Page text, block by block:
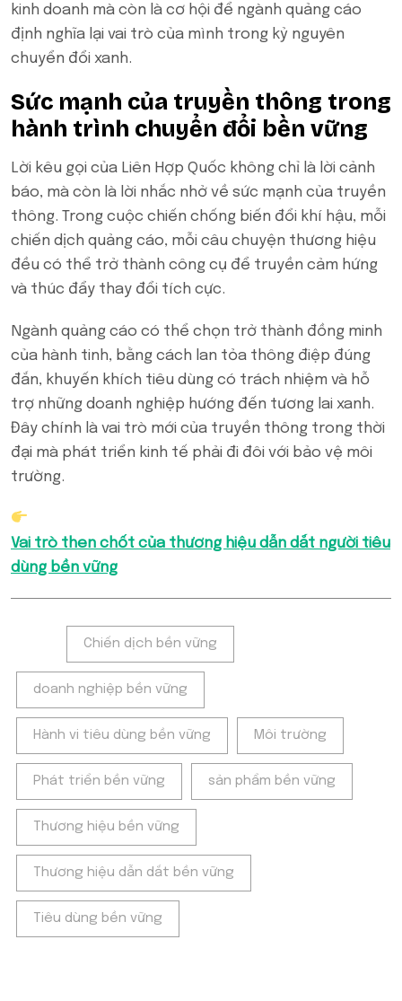
kinh doanh mà còn là cơ hội để ngành quảng cáo
định nghĩa lại vai trò của mình trong kỷ nguyên
chuyển đổi xanh.
Sức mạnh của truyền thông trong
hành trình chuyển đổi bền vững
Lời kêu gọi của Liên Hợp Quốc không chỉ là lời cảnh
báo, mà còn là lời nhắc nhở về sức mạnh của truyền
thông. Trong cuộc chiến chống biến đổi khí hậu, mỗi
chiến dịch quảng cáo, mỗi câu chuyện thương hiệu
đều có thể trở thành công cụ để truyền cảm hứng
và thúc đẩy thay đổi tích cực.
Ngành quảng cáo có thể chọn trở thành đồng minh
của hành tinh, bằng cách lan tỏa thông điệp đúng
đắn, khuyến khích tiêu dùng có trách nhiệm và hỗ
trợ những doanh nghiệp hướng đến tương lai xanh.
Đây chính là vai trò mới của truyền thông trong thời
đại mà phát triển kinh tế phải đi đôi với bảo vệ môi
trường.
Vai trò then chốt của thương hiệu dẫn dắt người tiêu
dùng bền vững
Chiến dịch bền vững
doanh nghiệp bền vững
Hành vi tiêu dùng bền vững Môi trường
Phát triển bền vững sản phẩm bền vững
Thương hiệu bền vững
Thương hiệu dẫn dắt bền vững
Tiêu dùng bền vững